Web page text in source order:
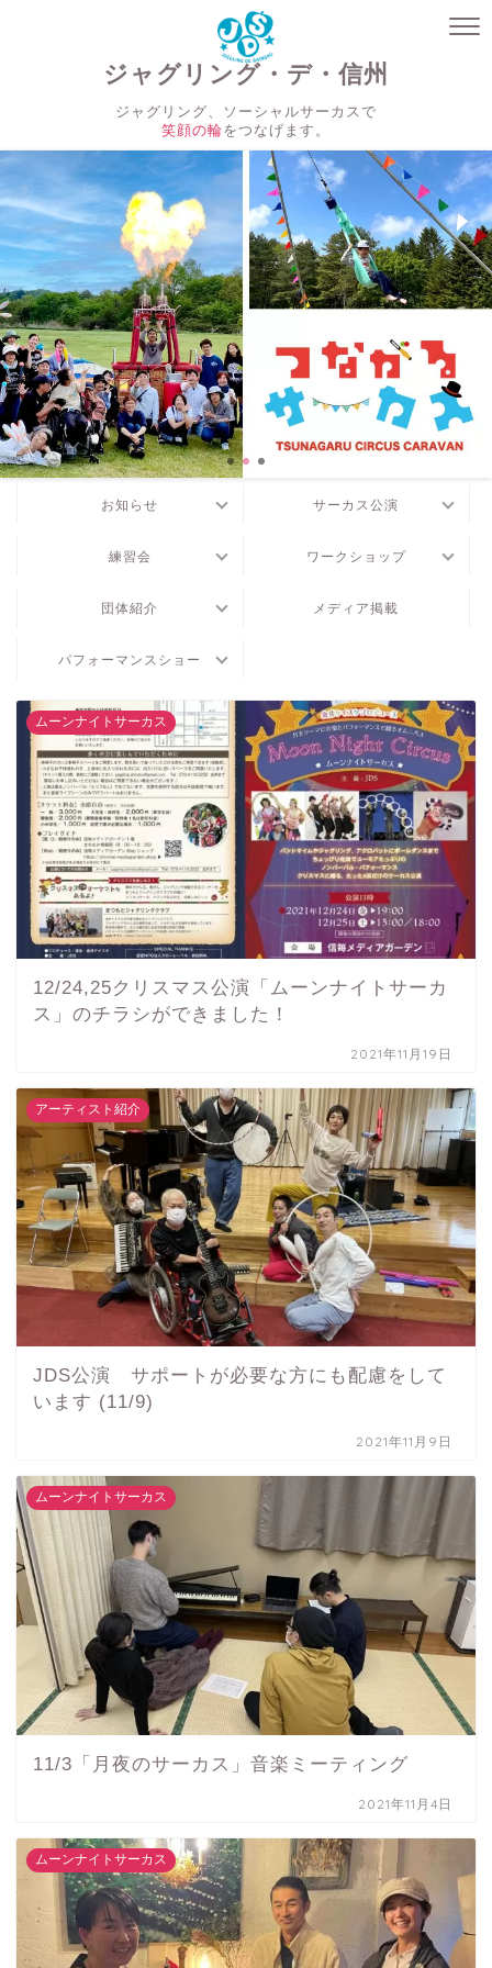
ジャグリング・デ・信州
ジャグリング、ソーシャルサーカスで
笑顔の輪をつなげます。
お知らせ サーカス公演
練習会 ワークショップ
団体紹介 メディア掲載
パフォーマンスショー
ムーンナイトサーカス
12/24,25クリスマス公演「ムーンナイトサーカ
ス」のチラシができました！
2021年11月19日
アーティスト紹介
JDS公演 サポートが必要な方にも配慮をして
います (11/9)
2021年11月9日
ムーンナイトサーカス
11/3「月夜のサーカス」音楽ミーティング
2021年11月4日
ムーンナイトサーカス